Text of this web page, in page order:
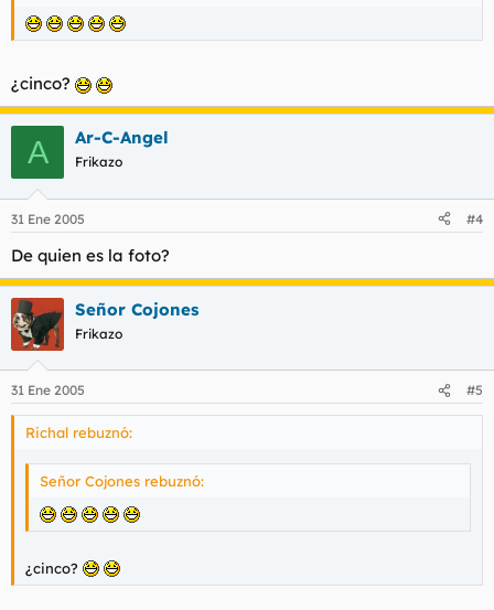
¿cinco?
A Ar-C-Angel
Frikazo
31 Ene 2005 #4
De quien es la foto?
Señor Cojones
Frikazo
31 Ene 2005 #5
Richal rebuznó:
Señor Cojones rebuznó:
¿cinco?